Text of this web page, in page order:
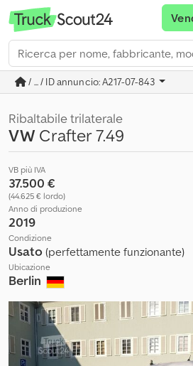
/ ... / ID annuncio: A217-07-843
Ribaltabile trilaterale
VW Crafter 7.49
VB più IVA
37.500 €
(44.625 € lordo)
Anno di produzione
2019
Condizione
Usato (perfettamente funzionante)
Ubicazione
Berlin